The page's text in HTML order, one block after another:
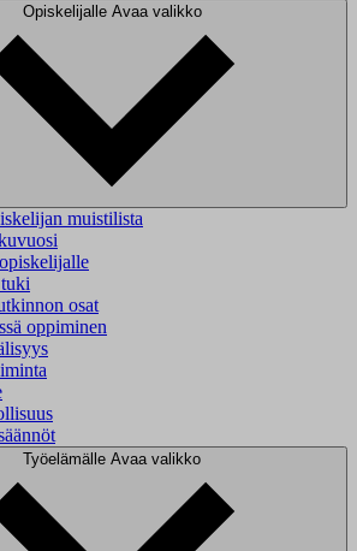
Opiskelijalle Avaa valikko
muistilista
osat
oppiminen
Työelämälle Avaa valikko